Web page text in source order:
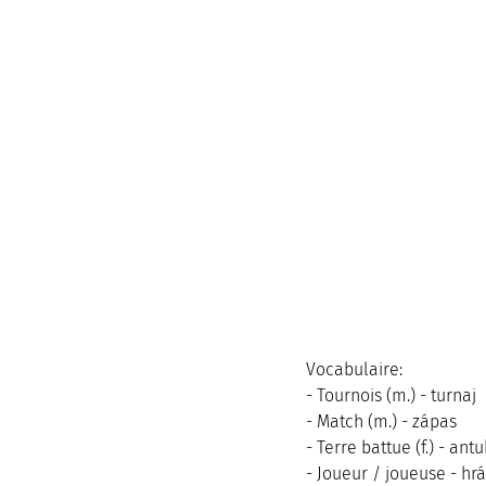
Vocabulaire:
- Tournois (m.) - turnaj
- Match (m.) - zápas
- Terre battue (f.) -
- Joueur / joueuse -